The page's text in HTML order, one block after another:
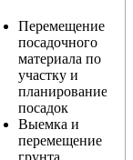
Перемещение
посадочного
материала по
участку и
планирование
посадок
Выемка и
перемещение
грунта,